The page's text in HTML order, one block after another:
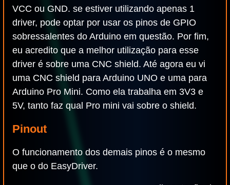
VCC ou GND. se estiver utilizando apenas 1
driver, pode optar por usar os pinos de GPIO
sobressalentes do Arduino em questão. Por fim,
eu acredito que a melhor utilização para esse
driver é sobre uma CNC shield. Até agora eu vi
uma CNC shield para Arduino UNO e uma para
Arduino Pro Mini. Como ela trabalha em 3V3 e
5V, tanto faz qual Pro mini vai sobre o shield.
Pinout
O funcionamento dos demais pinos é o mesmo
que o do EasyDriver.